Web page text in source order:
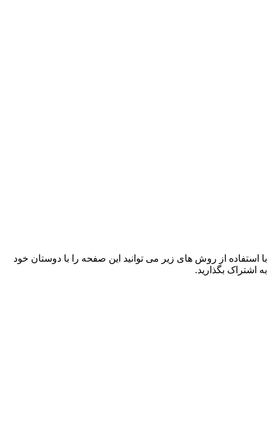
با استفاده از روش های زیر می توانید این صفحه را با دوستان خود
به اشتراک بگذارید.